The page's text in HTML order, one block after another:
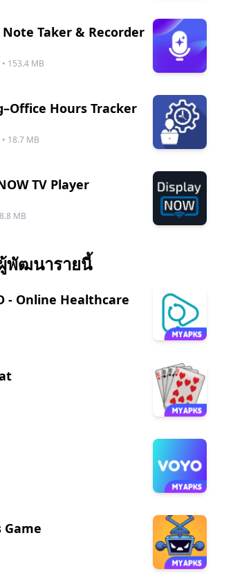
Note Taker & Recorder
• 153.4 MB
Hours Tracker
• 18.7 MB
TV Player
MB
พัฒนารายนี้
- Online Healthcare
Game